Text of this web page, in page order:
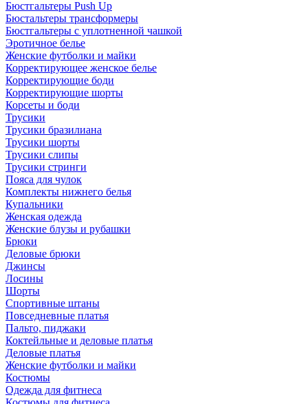
Бюстгальтеры Push Up
Бюстальтеры трансформеры
Бюстгальтеры с уплотненной чашкой
Эротичное белье
Женские футболки и майки
Корректирующее женское белье
Корректирующие боди
Корректирующие шорты
Корсеты и боди
Трусики
Трусики бразилиана
Трусики шорты
Трусики слипы
Трусики стринги
Пояса для чулок
Комплекты нижнего белья
Купальники
Женская одежда
Женские блузы и рубашки
Брюки
Деловые брюки
Джинсы
Лосины
Шорты
Спортивные штаны
Повседневные платья
Пальто, пиджаки
Коктейльные и деловые платья
Деловые платья
Женские футболки и майки
Костюмы
Одежда для фитнеса